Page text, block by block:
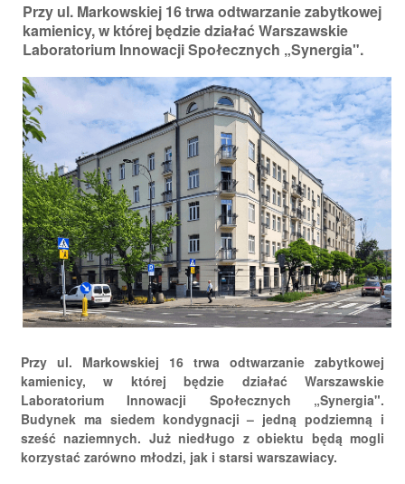
Przy ul. Markowskiej 16 trwa odtwarzanie zabytkowej
kamienicy, w której będzie działać Warszawskie
Laboratorium Innowacji Społecznych „Synergia".
Przy ul. Markowskiej 16 trwa odtwarzanie zabytkowej
kamienicy, w której będzie działać Warszawskie
Laboratorium Innowacji Społecznych „Synergia".
Budynek ma siedem kondygnacji – jedną podziemną i
sześć naziemnych. Już niedługo z obiektu będą mogli
korzystać zarówno młodzi, jak i starsi warszawiacy.